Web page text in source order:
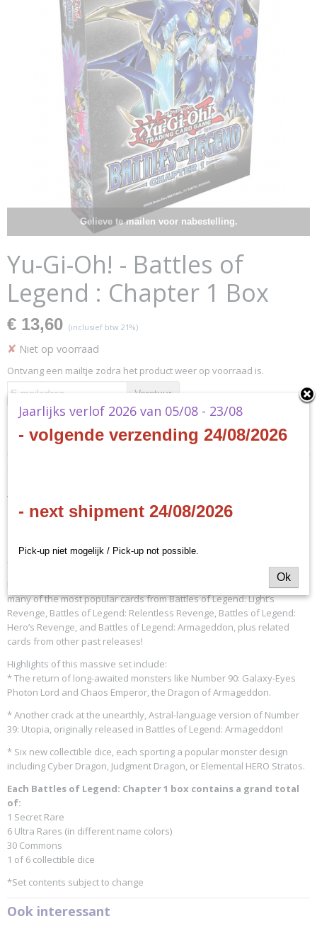
Gelieve te mailen voor nabestelling.
Yu-Gi-Oh! - Battles of
Legend : Chapter 1 Box
€ 13,60 (inclusief btw 21%)
✘ Niet op voorraad
Ontvang een mailtje zodra het product weer op voorraad is.
Verstuur
Specificaties
4012927949269
Yu-Gi-Oh! - Battles of Legend
- EN
Battles of Legend: Chapter 1 brings you an encore performance for
many of the most popular cards from Battles of Legend: Light’s
Revenge, Battles of Legend: Relentless Revenge, Battles of Legend:
Hero’s Revenge, and Battles of Legend: Armageddon, plus related
cards from other past releases!
Highlights of this massive set include:
* The return of long-awaited monsters like Number 90: Galaxy-Eyes
Photon Lord and Chaos Emperor, the Dragon of Armageddon.
* Another crack at the unearthly, Astral-language version of Number
39: Utopia, originally released in Battles of Legend: Armageddon!
* Six new collectible dice, each sporting a popular monster design
including Cyber Dragon, Judgment Dragon, or Elemental HERO Stratos.
Each Battles of Legend: Chapter 1 box contains a grand total
of:
1 Secret Rare
6 Ultra Rares (in different name colors)
30 Commons
1 of 6 collectible dice
*Set contents subject to change
Ook interessant
Jaarlijks verlof 2026 van 05/08 - 23/08
- volgende verzending 24/08/2026
- next shipment 24/08/2026
Pick-up niet mogelijk / Pick-up not possible.
Ok